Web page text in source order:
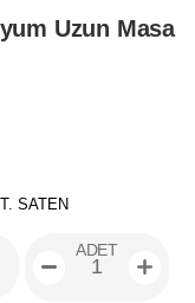
Uzun Masa
SATEN
ADET